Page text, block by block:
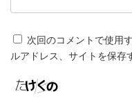
次回のコメントで使用
ルアドレス、サイトを保存